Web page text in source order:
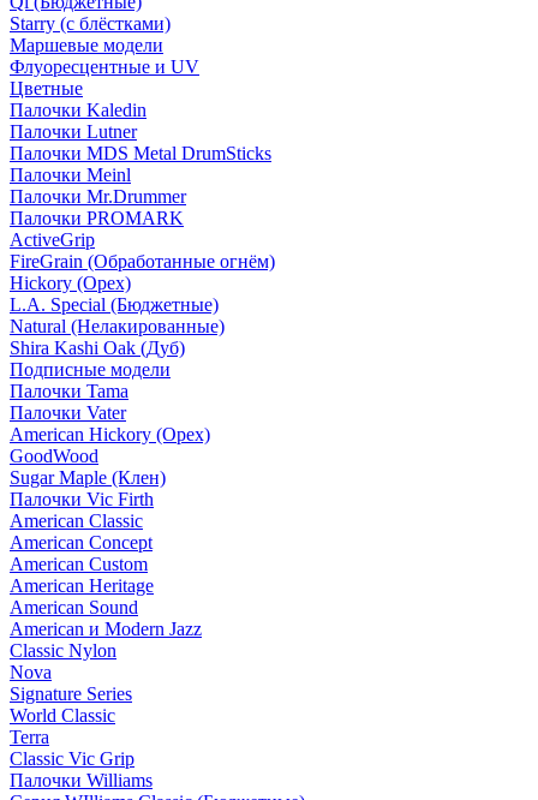
Starry (с блёстками)
Маршевые модели
Флуоресцентные и UV
Цветные
Палочки Kaledin
Палочки Lutner
Палочки MDS Metal DrumSticks
Палочки Meinl
Палочки Mr.Drummer
Палочки PROMARK
ActiveGrip
FireGrain (Обработанные огнём)
Hickory (Орех)
L.A. Special (Бюджетные)
Natural (Нелакированные)
Shira Kashi Oak (Дуб)
Подписные модели
Палочки Tama
Палочки Vater
American Hickory (Орех)
GoodWood
Sugar Maple (Клен)
Палочки Vic Firth
American Classic
American Concept
American Custom
American Heritage
American Sound
American и Modern Jazz
Classic Nylon
Nova
Signature Series
World Classic
Terra
Classic Vic Grip
Палочки Williams